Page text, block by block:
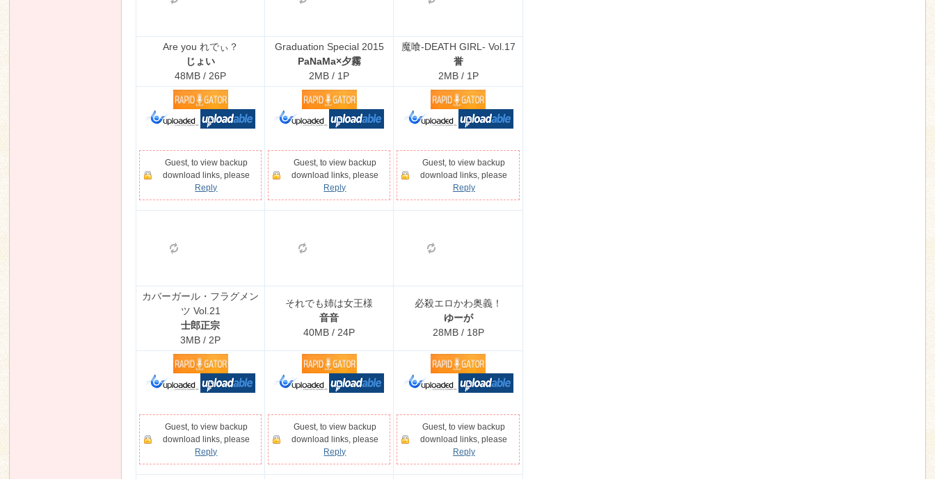
Are you れでぃ？
じょい
48MB / 26P
Graduation Special 2015
PaNaMa×夕霧
2MB / 1P
魔喰-DEATH GIRL- Vol.17
誉
2MB / 1P
Guest, to view backup
download links, please
Reply
Guest, to view backup
download links, please
Reply
Guest, to view backup
download links, please
Reply
カバーガール・フラグメン
ツ Vol.21
士郎正宗
3MB / 2P
それでも姉は女王様
音音
40MB / 24P
必殺エロかわ奥義！
ゆーが
28MB / 18P
Guest, to view backup
download links, please
Reply
Guest, to view backup
download links, please
Reply
Guest, to view backup
download links, please
Reply